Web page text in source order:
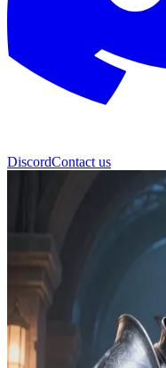
DiscordContact us